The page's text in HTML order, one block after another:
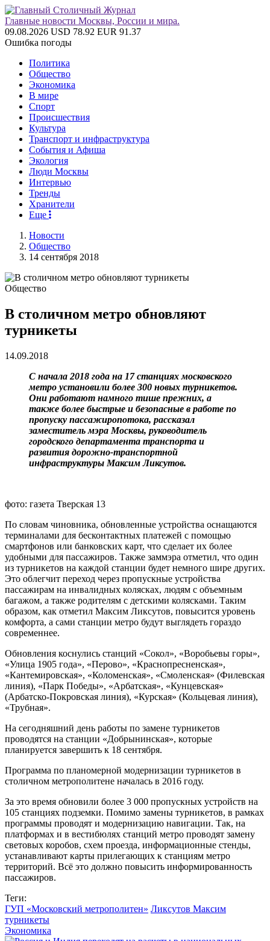
Главные новости Москвы, России и мира.
09.08.2026 USD 78.92 EUR 91.37
Ошибка погоды
Политика
Общество
Экономика
В мире
Спорт
Происшествия
Культура
Транспорт и инфраструктура
События и Афиша
Экология
Люди Москвы
Интервью
Тренды
Хранители
Еще
Новости
Общество
14 сентября 2018
Общество
В столичном метро обновляют
турникеты
14.09.2018
С начала 2018 года на 17 станциях московского
метро установили более 300 новых турникетов.
Они работают намного тише прежних, а
также более быстрые и безопасные в работе по
пропуску пассажиропотока, рассказал
заместитель мэра Москвы, руководитель
городского департамента транспорта и
развития дорожно-транспортной
инфраструктуры Максим Ликсутов.
фото: газета Тверская 13
По словам чиновника, обновленные устройства оснащаются
терминалами для бесконтактных платежей с помощью
смартфонов или банковских карт, что сделает их более
удобными для пассажиров. Также заммэра отметил, что один
из турникетов на каждой станции будет немного шире других.
Это облегчит переход через пропускные устройства
пассажирам на инвалидных колясках, людям с объемным
багажом, а также родителям с детскими колясками. Таким
образом, как отметил Максим Ликсутов, повысится уровень
комфорта, а сами станции метро будут выглядеть гораздо
современнее.
Обновления коснулись станций «Сокол», «Воробьевы горы»,
«Улица 1905 года», «Перово», «Краснопресненская»,
«Кантемировская», «Коломенская», «Смоленская» (Филевская
линия), «Парк Победы», «Арбатская», «Кунцевская»
(Арбатско-Покровская линия), «Курская» (Кольцевая линия),
«Трубная».
На сегодняшний день работы по замене турникетов
проводятся на станции «Добрынинская», которые
планируется завершить к 18 сентября.
Программа по планомерной модернизации турникетов в
столичном метрополитене началась в 2016 году.
За это время обновили более 3 000 пропускных устройств на
105 станциях подземки. Помимо замены турникетов, в рамках
программы проводят и модернизацию навигации. Так, на
платформах и в вестибюлях станций метро проводят замену
световых коробов, схем проезда, информационные стенды,
устанавливают карты прилегающих к станциям метро
территорий. Всё это должно повысить информированность
пассажиров.
Теги:
ГУП «Московский метрополитен» Ликсутов Максим
турникеты
Экономика